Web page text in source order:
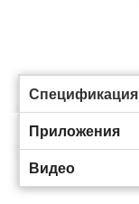
Спецификация
Приложения
Видео